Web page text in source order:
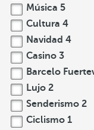
Música 5
Cultura 4
Navidad 4
Casino 3
Barcelo
Lujo 2
Senderismo 2
Ciclismo 1